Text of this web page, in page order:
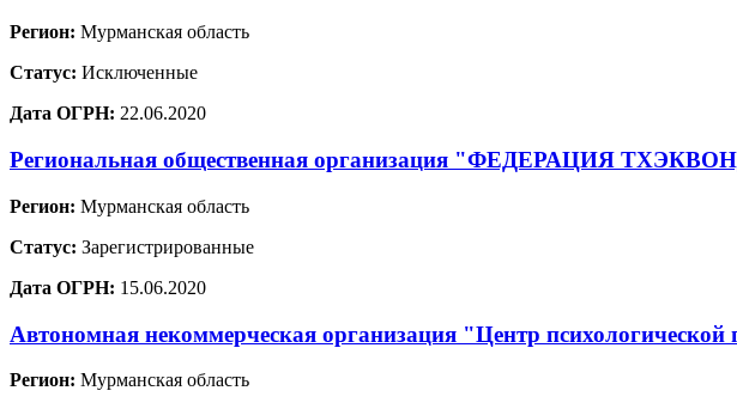
Регион: Мурманская область
Статус: Исключенные
Дата ОГРН: 22.06.2020
Региональная общественная организация "ФЕДЕРАЦИЯ
Регион: Мурманская область
Статус: Зарегистрированные
Дата ОГРН: 15.06.2020
Автономная некоммерческая организация "Центр
Регион: Мурманская область